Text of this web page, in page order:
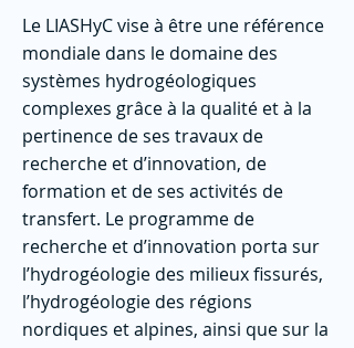
Le LIASHyC vise à être une référence
mondiale dans le domaine des
systèmes hydrogéologiques
complexes grâce à la qualité et à la
pertinence de ses travaux de
recherche et d’innovation, de
formation et de ses activités de
transfert. Le programme de
recherche et d’innovation porta sur
l’hydrogéologie des milieux fissurés,
l’hydrogéologie des régions
nordiques et alpines, ainsi que sur la